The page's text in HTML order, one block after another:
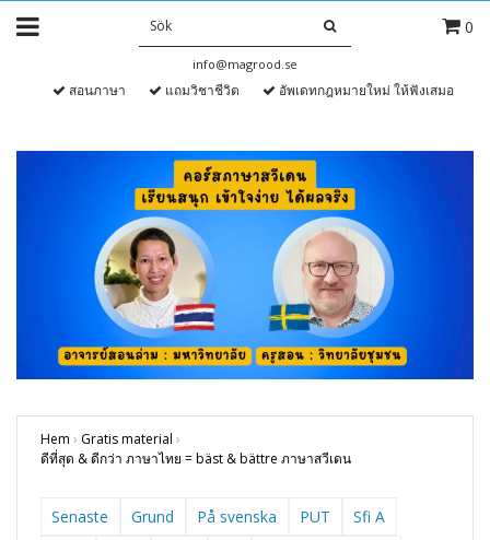
0
info@magrood.se
สอนภาษา แถมวิชาชีวิต อัพเดทกฎหมายใหม่ ให้ฟังเสมอ
Hem › Gratis material ›
ดีที่สุด & ดีกว่า ภาษาไทย = bäst & bättre ภาษาสวีเดน
Senaste Grund På svenska PUT
Sfi A